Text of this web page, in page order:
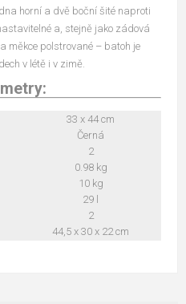
horní a dvě boční šité naproti
a, stejně jako zádová
měkce polstrované – batoh je
v létě i v zimě.
33 x 44 cm
Černá
2
0.98 kg
10 kg
29 l
2
44,5 x 30 x 22 cm